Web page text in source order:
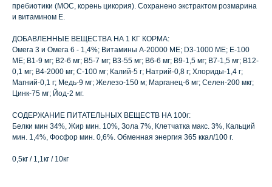
пребиотики (MOC, корень цикория). Сохранено экстрактом розмарина
и витамином Е.
ДОБАВЛЕННЫЕ ВЕЩЕСТВА НА 1 КГ КОРМА:
Омега 3 и Омега 6 - 1,4%; Витамины А-20000 МЕ; D3-1000 ME; E-100
ME; B1-9 мг; B2-6 мг; В5-7 мг; В3-55 мг; В6-6 мг; В9-1,5 мг; В7-1,5 мг; В12-
0,1 мг; В4-2000 мг; С-100 мг; Калий-5 г; Натрий-0,8 г; Хлориды-1,4 г;
Магний-0,1 г; Медь-9 мг; Железо-150 м; Марганец-6 мг; Селен-200 мкг;
Цинк-75 мг; Йод-2 мг.
СОДЕРЖАНИЕ ПИТАТЕЛЬНЫХ ВЕЩЕСТВ НА 100г:
Белки мин 34%, Жир мин. 10%, Зола 7%, Клетчатка макс. 3%, Кальций
мин. 1,4%, Фосфор мин. 0,6%. Обменная энергия 365 ккал/100 г.
0,5кг / 1,1кг / 10кг